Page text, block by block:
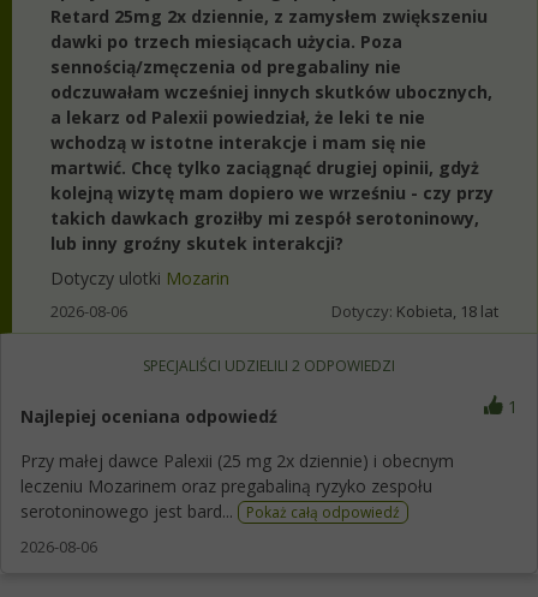
Retard 25mg 2x dziennie, z zamysłem zwiększeniu
dawki po trzech miesiącach użycia. Poza
sennością/zmęczenia od pregabaliny nie
odczuwałam wcześniej innych skutków ubocznych,
a lekarz od Palexii powiedział, że leki te nie
wchodzą w istotne interakcje i mam się nie
martwić. Chcę tylko zaciągnąć drugiej opinii, gdyż
kolejną wizytę mam dopiero we wrześniu - czy przy
takich dawkach groziłby mi zespół serotoninowy,
lub inny groźny skutek interakcji?
Dotyczy ulotki Mozarin
2026-08-06 Dotyczy: Kobieta, 18 lat
SPECJALIŚCI UDZIELILI 2 ODPOWIEDZI
Najlepiej oceniana odpowiedź 1
Przy małej dawce Palexii (25 mg 2x dziennie) i obecnym
leczeniu Mozarinem oraz pregabaliną ryzyko zespołu
serotoninowego jest bard...
Pokaż całą odpowiedź
2026-08-06